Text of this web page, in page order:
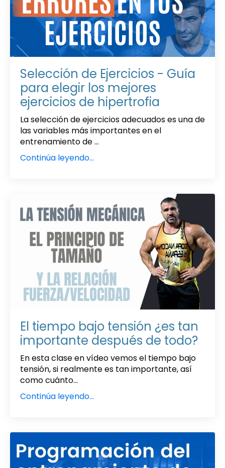
Selección de Ejercicios - Guía
para elegir los mejores
ejercicios de hipertrofia
La selección de ejercicios adecuados es una de
las variables más importantes en el
entrenamiento de ...
Continúa leyendo...
El tiempo bajo tensión ¿es tan
importante después de todo?
En esta clase en vídeo vemos el tiempo bajo
tensión, si realmente es tan importante, así
como cuánto...
Continúa leyendo...